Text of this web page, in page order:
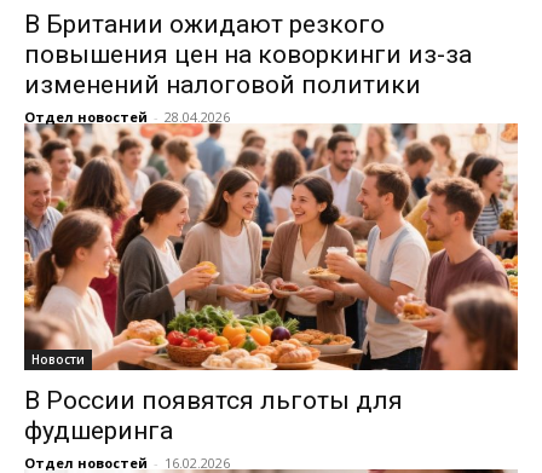
В Британии ожидают резкого
повышения цен на коворкинги из-за
изменений налоговой политики
Отдел новостей - 28.04.2026
Новости
В России появятся льготы для
фудшеринга
Отдел новостей - 16.02.2026